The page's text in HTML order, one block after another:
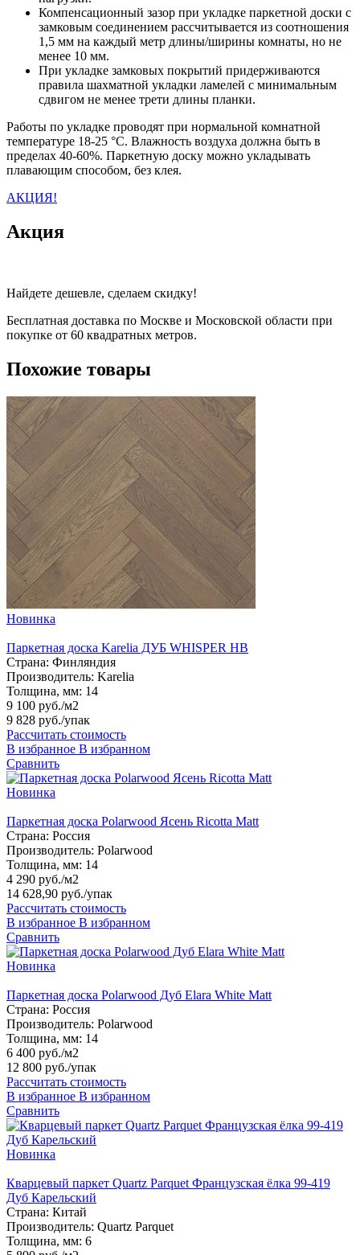
Компенсационный зазор при укладке паркетной доски с
замковым соединением рассчитывается из соотношения
1,5 мм на каждый метр длины/ширины комнаты, но не
менее 10 мм.
При укладке замковых покрытий придерживаются
правила шахматной укладки ламелей с минимальным
сдвигом не менее трети длины планки.
Работы по укладке проводят при нормальной комнатной
температуре 18-25 °C. Влажность воздуха должна быть в
пределах 40-60%. Паркетную доску можно укладывать
плавающим способом, без клея.
АКЦИЯ!
Акция
Найдете дешевле, сделаем скидку!
Бесплатная доставка по Москве и Московской области при
покупке от 60 квадратных метров.
Похожие товары
Новинка
Паркетная доска Karelia ДУБ WHISPER HB
Страна: Финляндия
Производитель: Karelia
Толщина, мм: 14
9 100 руб./м2
9 828 руб./упак
Рассчитать стоимость
В избранное В избранном
Сравнить
Новинка
Паркетная доска Polarwood Ясень Ricotta Matt
Страна: Россия
Производитель: Polarwood
Толщина, мм: 14
4 290 руб./м2
14 628,90 руб./упак
Рассчитать стоимость
В избранное В избранном
Сравнить
Новинка
Паркетная доска Polarwood Дуб Elara White Matt
Страна: Россия
Производитель: Polarwood
Толщина, мм: 14
6 400 руб./м2
12 800 руб./упак
Рассчитать стоимость
В избранное В избранном
Сравнить
Новинка
Кварцевый паркет Quartz Parquet Французская ёлка 99-419
Дуб Карельский
Страна: Китай
Производитель: Quartz Parquet
Толщина, мм: 6